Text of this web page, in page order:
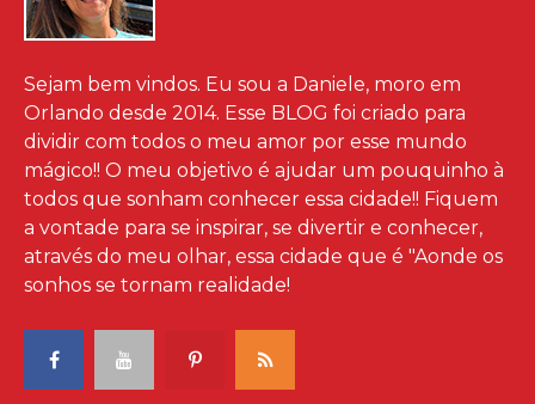
Sejam bem vindos. Eu sou a Daniele, moro em
Orlando desde 2014. Esse BLOG foi criado para
dividir com todos o meu amor por esse mundo
mágico!! O meu objetivo é ajudar um pouquinho à
todos que sonham conhecer essa cidade!! Fiquem
a vontade para se inspirar, se divertir e conhecer,
através do meu olhar, essa cidade que é "Aonde os
sonhos se tornam realidade!